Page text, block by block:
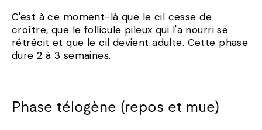
C'est à ce moment-là que le cil cesse de
croître, que le follicule pileux qui l'a nourri se
rétrécit et que le cil devient adulte. Cette phase
dure 2 à 3 semaines.
Phase télogène (repos et mue)